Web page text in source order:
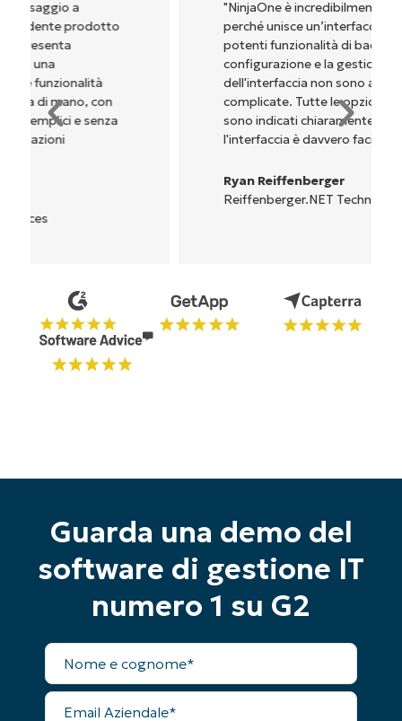
"NinjaOne è incredibilmente facile da usare,
perché unisce un’interfaccia fluida a
potenti funzionalità di back-end. La
configurazione e la gestione
dell'interfaccia non sono affatto
complicate. Tutte le opzioni e gli strumenti
sono indicati chiaramente e sono intuitivi, e
l'interfaccia è davvero facile da usare."
Reiffenberger.NET Technology Solutions
Guarda una demo del
software di gestione IT
numero 1 su G2
Nome
completo
Email
Aziendale
Inizia la tua prova di 14 giorni
Nessuna carta di credito richiesta, accesso
completo a tutte le funzionalità